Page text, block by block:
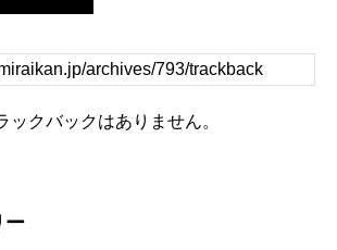
ックバックはありません。
ー